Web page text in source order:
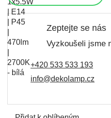
Zeptejte se nás
Vyzkoušeli jsme
+420 533 533 193
info@dekolamp.cz